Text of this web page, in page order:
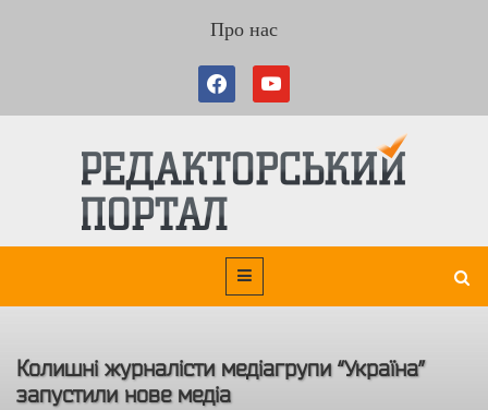
Про нас
Колишні журналісти медіагрупи “Україна”
запустили нове медіа